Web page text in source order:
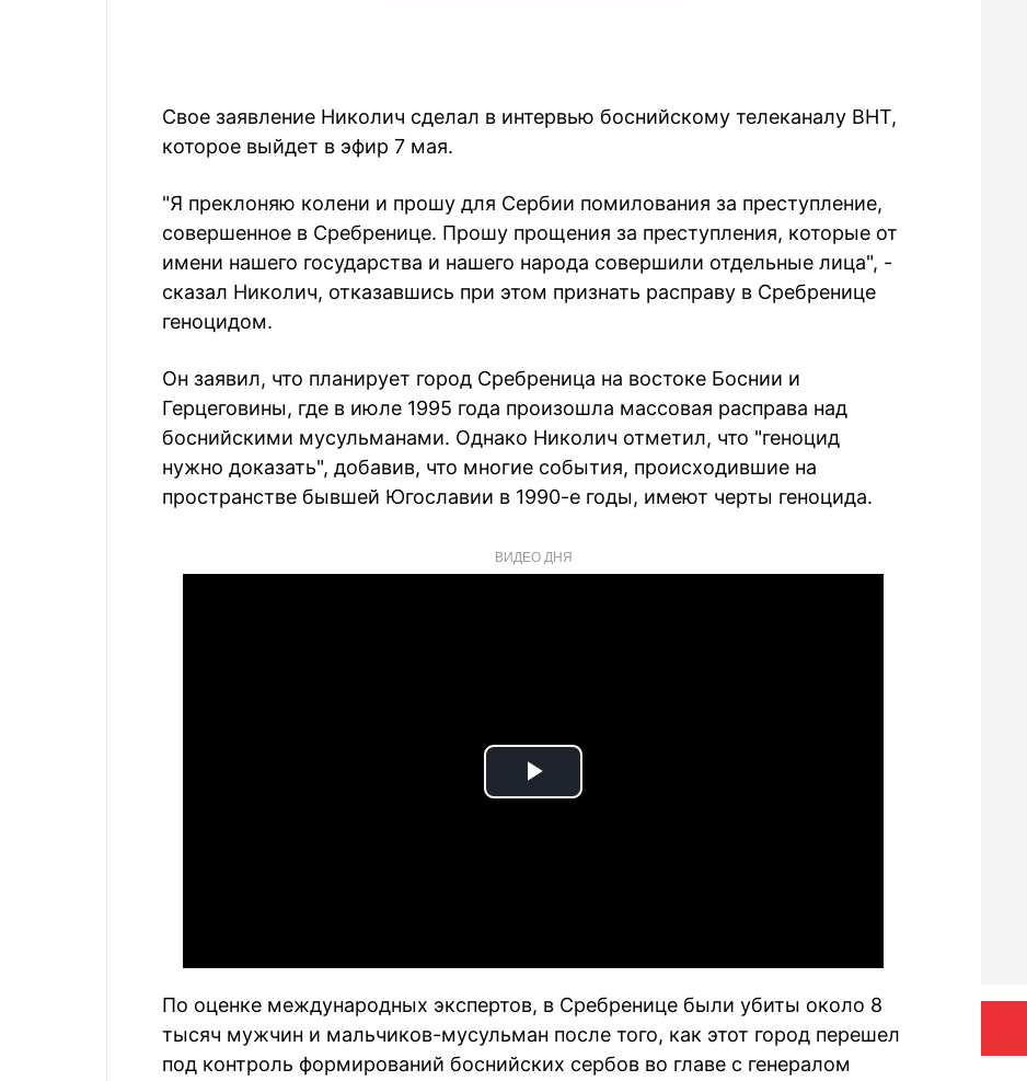
Свое заявление Николич сделал в интервью боснийскому телеканалу BHT,
которое выйдет в эфир 7 мая.
"Я преклоняю колени и прошу для Сербии помилования за преступление,
совершенное в Сребренице. Прошу прощения за преступления, которые от
имени нашего государства и нашего народа совершили отдельные лица", -
сказал Николич, отказавшись при этом признать расправу в Сребренице
геноцидом.
Он заявил, что планирует город Сребреница на востоке Боснии и
Герцеговины, где в июле 1995 года произошла массовая расправа над
боснийскими мусульманами. Однако Николич отметил, что "геноцид
нужно доказать", добавив, что многие события, происходившие на
пространстве бывшей Югославии в 1990-е годы, имеют черты геноцида.
ВИДЕО ДНЯ
Play
По оценке международных экспертов, в Сребренице были убиты около 8
тысяч мужчин и мальчиков-мусульман после того, как этот город перешел
под контроль формирований боснийских сербов во главе с генералом